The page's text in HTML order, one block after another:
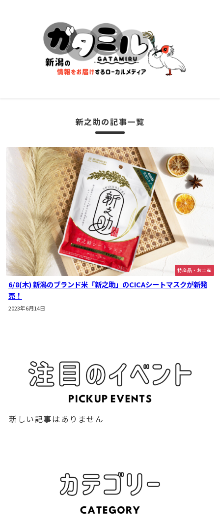
新之助の記事一覧
特産品・お土産
6/8(木) 新潟のブランド米「新之助」のCICAシートマスクが新発
売！
2023年6月14日
新しい記事はありません